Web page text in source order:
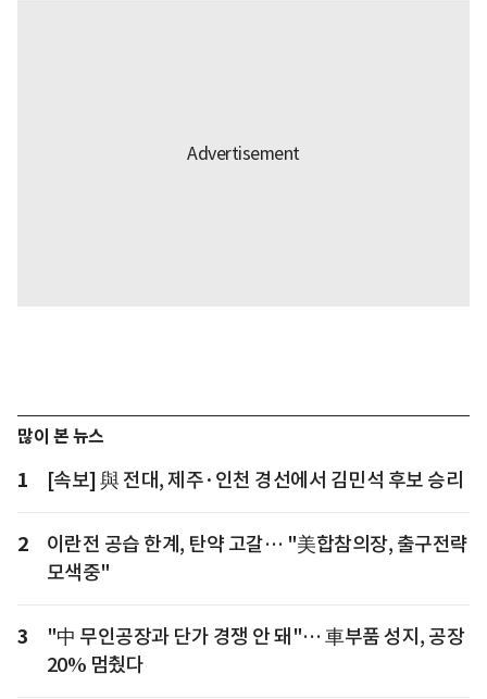
많이 본 뉴스
1 [속보] 與 전대, 제주·인천 경선에서 김민석 후보 승리
2
이란전 공습 한계, 탄약 고갈… "美합참의장, 출구전략
모색중"
3
"中 무인공장과 단가 경쟁 안 돼"… 車부품 성지, 공장
20% 멈췄다